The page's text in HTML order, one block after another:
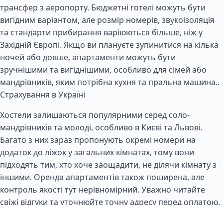
трансфер з аеропорту. Бюджетні готелі можуть бути
вигідним варіантом, але розмір номерів, звукоізоляція
та стандарти прибирання варіюються більше, ніж у
Західній Європі. Якщо ви плануєте зупинитися на кілька
ночей або довше, апартаменти можуть бути
зручнішими та вигіднішими, особливо для сімей або
мандрівників, яким потрібна кухня та пральна машина..
Страхування в Україні
Хостели залишаються популярними серед соло-
мандрівників та молоді, особливо в Києві та Львові.
Багато з них зараз пропонують окремі номери на
додаток до ліжок у загальних кімнатах, тому вони
підходять тим, хто хоче заощадити, не ділячи кімнату з
іншими. Оренда апартаментів також поширена, але
контроль якості тут нерівномірний. Уважно читайте
свіжі відгуки та уточнюйте точну адресу перед оплатою.